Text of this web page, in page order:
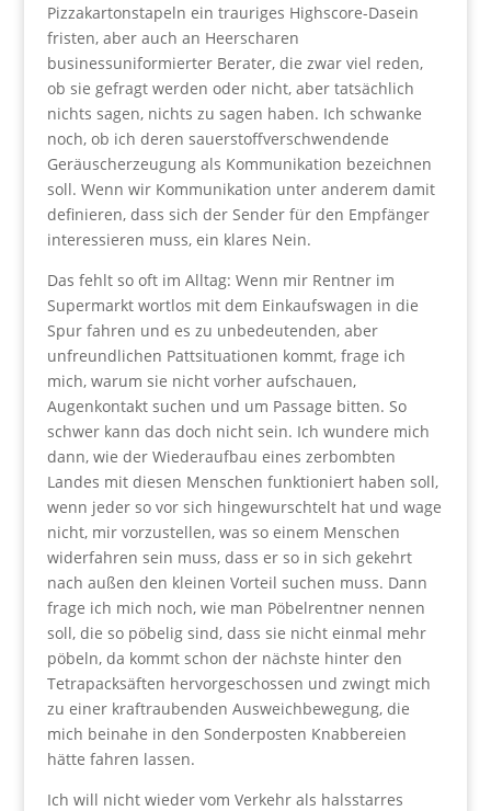
Pizzakartonstapeln ein trauriges Highscore-Dasein
fristen, aber auch an Heerscharen
businessuniformierter Berater, die zwar viel reden,
ob sie gefragt werden oder nicht, aber tatsächlich
nichts sagen, nichts zu sagen haben. Ich schwanke
noch, ob ich deren sauerstoffverschwendende
Geräuscherzeugung als Kommunikation bezeichnen
soll. Wenn wir Kommunikation unter anderem damit
definieren, dass sich der Sender für den Empfänger
interessieren muss, ein klares Nein.
Das fehlt so oft im Alltag: Wenn mir Rentner im
Supermarkt wortlos mit dem Einkaufswagen in die
Spur fahren und es zu unbedeutenden, aber
unfreundlichen Pattsituationen kommt, frage ich
mich, warum sie nicht vorher aufschauen,
Augenkontakt suchen und um Passage bitten. So
schwer kann das doch nicht sein. Ich wundere mich
dann, wie der Wiederaufbau eines zerbombten
Landes mit diesen Menschen funktioniert haben soll,
wenn jeder so vor sich hingewurschtelt hat und wage
nicht, mir vorzustellen, was so einem Menschen
widerfahren sein muss, dass er so in sich gekehrt
nach außen den kleinen Vorteil suchen muss. Dann
frage ich mich noch, wie man Pöbelrentner nennen
soll, die so pöbelig sind, dass sie nicht einmal mehr
pöbeln, da kommt schon der nächste hinter den
Tetrapacksäften hervorgeschossen und zwingt mich
zu einer kraftraubenden Ausweichbewegung, die
mich beinahe in den Sonderposten Knabbereien
hätte fahren lassen.
Ich will nicht wieder vom Verkehr als halsstarres